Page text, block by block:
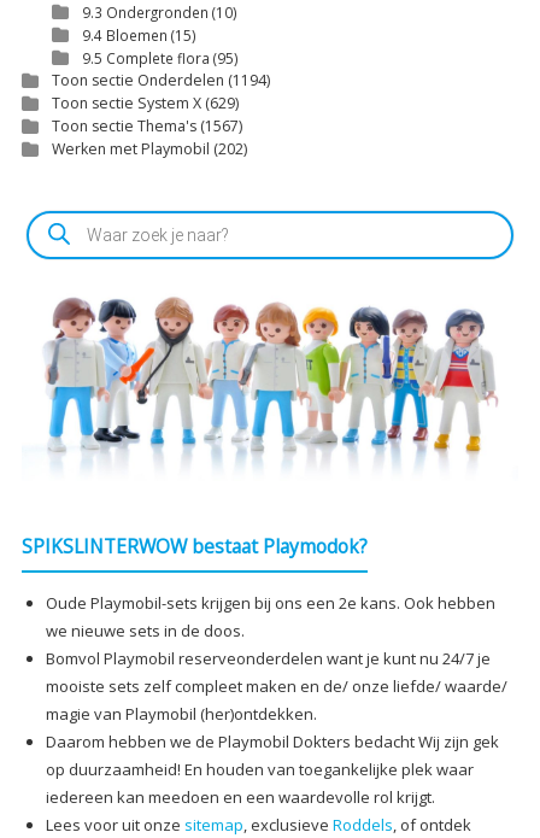
9.3 Ondergronden (10)
9.4 Bloemen (15)
9.5 Complete flora (95)
Toon sectie Onderdelen (1194)
Toon sectie System X (629)
Toon sectie Thema's (1567)
Werken met Playmobil (202)
Producten
zoeken
SPIKSLINTERWOW bestaat Playmodok?
Oude Playmobil-sets krijgen bij ons een 2e kans. Ook hebben
we nieuwe sets in de doos.
Bomvol Playmobil reserveonderdelen want je kunt nu 24/7 je
mooiste sets zelf compleet maken en de/ onze liefde/ waarde/
magie van Playmobil (her)ontdekken.
Daarom hebben we de Playmobil Dokters bedacht Wij zijn gek
op duurzaamheid! En houden van toegankelijke plek waar
iedereen kan meedoen en een waardevolle rol krijgt.
Lees voor uit onze sitemap, exclusieve Roddels, of ontdek